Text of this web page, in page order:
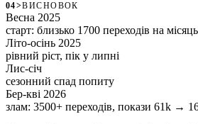
04>ВИСНОВОК
Весна 2025
старт: близько 1700 переходів на місяць
Літо-осінь 2025
рівний ріст, пік у липні
Лис-січ
сезонний спад попиту
Бер-кві 2026
злам: 3500+ переходів, покази 61k →